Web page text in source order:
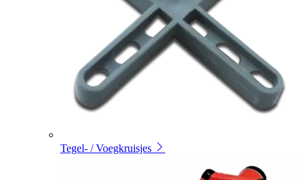
Tegel- / Voegkruisjes